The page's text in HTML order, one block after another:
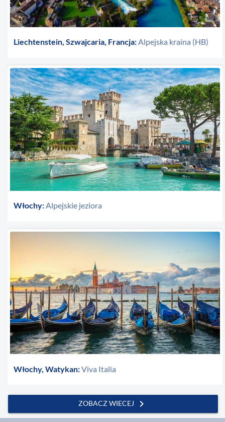
Liechtenstein, Szwajcaria, Francja:Alpejska kraina (HB)
Włochy:Alpejskie jeziora
Włochy, Watykan:Viva Italia
ZOBACZ WIECEJ chevron_right